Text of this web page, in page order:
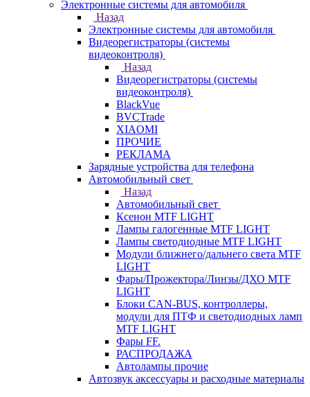
Электронные системы для автомобиля
Назад
Электронные системы для автомобиля
Видеорегистраторы (системы
видеоконтроля)
Назад
Видеорегистраторы (системы
видеоконтроля)
BlackVue
BVCTrade
XIAOMI
ПРОЧИЕ
РЕКЛАМА
Зарядные устройства для телефона
Автомобильный свет
Назад
Автомобильный свет
Ксенон MTF LIGHT
Лампы галогенные MTF LIGHT
Лампы светодиодные MTF LIGHT
Модули ближнего/дальнего света MTF
LIGHT
Фары/Прожектора/Линзы/ДХО MTF
LIGHT
Блоки CAN-BUS, контроллеры,
модули для ПТФ и светодиодных ламп
MTF LIGHT
Фары FF.
РАСПРОДАЖА
Автолампы прочие
Автозвук аксессуары и расходные материалы